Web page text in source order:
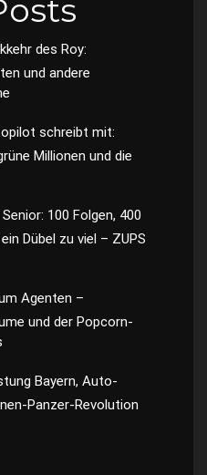
des Roy:
und andere
schreibt mit:
Millionen und die
100 Folgen, 400
Dübel zu viel – ZUPS
Agenten –
und der Popcorn-
Bayern, Auto-
Panzer-Revolution